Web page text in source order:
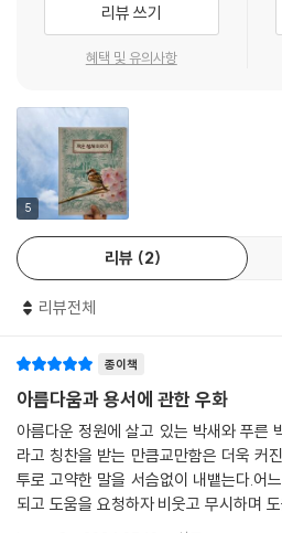
이 그림책은 세상은 우리 눈에 보이는 것
워 줘요. 아름답고 사랑 받는 새들도, 헐벗
한 다양한 생각거리도 던지고 있어요.
연대, 친구, 평등… 다양한 가치와 윤리를 말
새집 짓기, 탐조 활동, 나무 관찰 등 정원을
이 책은 아이들에게 학교나 어린이집 등
해 다양한 생각을 불러일으킬 수 있어요.
어요. 또 모두가 행복하고 즐거운 정원이
권리를 생각해 볼 수 있어요.
웅장한 정원을 멋지게 그린 마르틴 야콥
끝나면서 잃어버린 마법의 세계로 향하는
소회를 밝혔어요. 우거진 나무와 멋진 새
을 들고 숲으로 가서 새를 관찰하거나 나
정원과 숲 체험활동에 참고해도 좋은 그
리뷰 쓰기
혜택 및 유의사항
5
리뷰 2
리뷰전체
종이책
아름다움과 용서에 관한 우화
아름다운 정원에 살고 있는 박새와 푸른
라고 칭찬을 받는 만큼교만함은 더욱 커
투로 고약한 말을 서슴없이 내뱉는다.어
되고 도움을 요청하자 비웃고 무시하며
새는 기적이 일어나기를 기도하며 어려운